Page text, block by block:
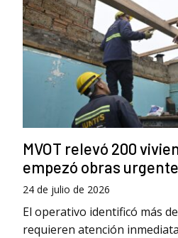
MVOT relevó 200
empezó obras
24 de julio de 2026
El operativo identificó más
requieren atención